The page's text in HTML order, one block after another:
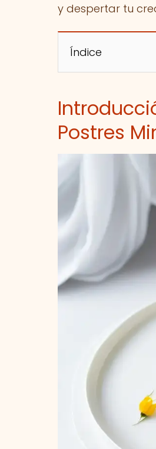
y despertar tu
Índice
Postres